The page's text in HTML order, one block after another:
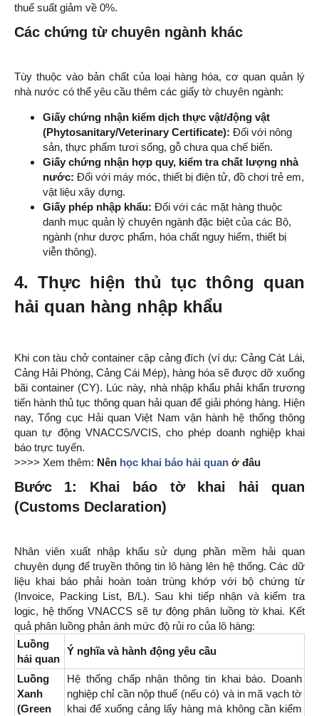
thuế suất giảm về 0%.
Các chứng từ chuyên ngành khác
Tùy thuộc vào bản chất của loại hàng hóa, cơ quan quản lý
nhà nước có thể yêu cầu thêm các giấy tờ chuyên ngành:
Giấy chứng nhận kiểm dịch thực vật/động vật
(Phytosanitary/Veterinary Certificate): Đối với nông
sản, thực phẩm tươi sống, gỗ chưa qua chế biến.
Giấy chứng nhận hợp quy, kiểm tra chất lượng nhà
nước: Đối với máy móc, thiết bị điện tử, đồ chơi trẻ em,
vật liệu xây dựng.
Giấy phép nhập khẩu: Đối với các mặt hàng thuộc
danh mục quản lý chuyên ngành đặc biệt của các Bộ,
ngành (như dược phẩm, hóa chất nguy hiểm, thiết bị
viễn thông).
4. Thực hiện thủ tục thông quan
hải quan hàng nhập khẩu
Khi con tàu chở container cập cảng đích (ví dụ: Cảng Cát Lái,
Cảng Hải Phòng, Cảng Cái Mép), hàng hóa sẽ được dỡ xuống
bãi container (CY). Lúc này, nhà nhập khẩu phải khẩn trương
tiến hành thủ tục thông quan hải quan để giải phóng hàng. Hiện
nay, Tổng cục Hải quan Việt Nam vận hành hệ thống thông
quan tự động VNACCS/VCIS, cho phép doanh nghiệp khai
báo trực tuyến.
>>>> Xem thêm: Nên học khai báo hải quan ở đâu
Bước 1: Khai báo tờ khai hải quan
(Customs Declaration)
Nhân viên xuất nhập khẩu sử dụng phần mềm hải quan
chuyên dụng để truyền thông tin lô hàng lên hệ thống. Các dữ
liệu khai báo phải hoàn toàn trùng khớp với bộ chứng từ
(Invoice, Packing List, B/L). Sau khi tiếp nhận và kiểm tra
logic, hệ thống VNACCS sẽ tự động phân luồng tờ khai. Kết
quả phân luồng phản ánh mức độ rủi ro của lô hàng:
Luồng
hải quan
Ý nghĩa và hành động yêu cầu
Luồng
Xanh
(Green
Hệ thống chấp nhận thông tin khai báo. Doanh
nghiệp chỉ cần nộp thuế (nếu có) và in mã vạch tờ
khai để xuống cảng lấy hàng mà không cần kiểm